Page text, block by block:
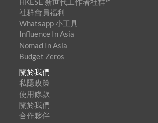
社群會員福利
Whatsapp 小工具
Influence In Asia
Nomad In Asia
Budget Zeros
關於我們
私隱政策
使用條款
關於我們
合作夥伴